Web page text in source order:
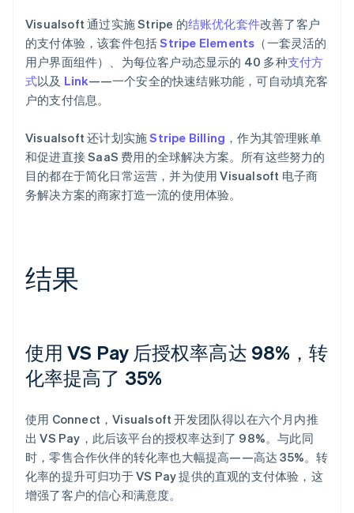
Visualsoft 通过实施 Stripe 的结账优化套件改善了客户
的支付体验，该套件包括Stripe Elements （一套灵活的
用户界面组件）、为每位客户动态显示的 40 多种支付方
式以及 Link——一个安全的快速结账功能，可自动填充客
户的支付信息。
Visualsoft 还计划实施Stripe Billing ，作为其管理账单
和促进直接 SaaS 费用的全球解决方案。所有这些努力的
目的都在于简化日常运营，并为使用 Visualsoft 电子商
务解决方案的商家打造一流的使用体验。
结果
使用 VS Pay 后授权率高达 98%，转
化率提高了 35%
使用 Connect，Visualsoft 开发团队得以在六个月内推
出 VS Pay，此后该平台的授权率达到了 98%。与此同
时，零售合作伙伴的转化率也大幅提高——高达 35%。转
化率的提升可归功于 VS Pay 提供的直观的支付体验，这
增强了客户的信心和满意度。